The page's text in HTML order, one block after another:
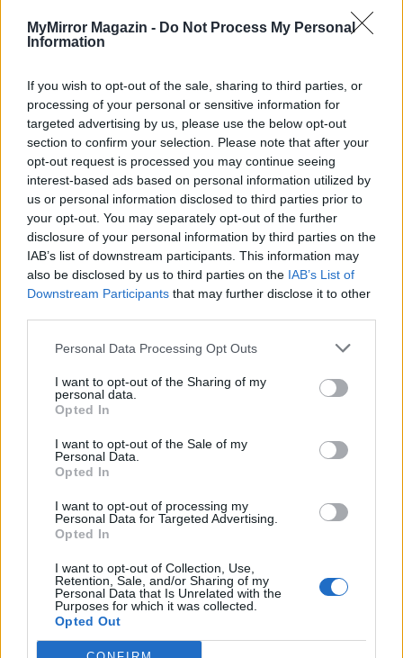
MyMirror Magazin - Do Not Process My Personal
Information
If you wish to opt-out of the sale, sharing to third parties, or
processing of your personal or sensitive information for
targeted advertising by us, please use the below opt-out
section to confirm your selection. Please note that after your
opt-out request is processed you may continue seeing
interest-based ads based on personal information utilized by
us or personal information disclosed to third parties prior to
your opt-out. You may separately opt-out of the further
disclosure of your personal information by third parties on the
IAB’s list of downstream participants. This information may
also be disclosed by us to third parties on the IAB’s List of
Downstream Participants that may further disclose it to other
Personal Data Processing Opt Outs
I want to opt-out of the Sharing of my
personal data.
Opted In
I want to opt-out of the Sale of my
Personal Data.
Opted In
I want to opt-out of processing my
Personal Data for Targeted Advertising.
Opted In
I want to opt-out of Collection, Use,
Retention, Sale, and/or Sharing of my
Personal Data that Is Unrelated with the
Purposes for which it was collected.
Opted Out
T. Barnett: Gyilkosság a Garda-tónál 12.
rész
T. szereti a fiatal lányokat 13. rész
Minka 10. rész
Minka 9. rész
Máltai kaland 7.
10 tanács, ha jobban akarod érezni magad
a hétköznapokban
Egy ház, amely a tengerre és a fényre